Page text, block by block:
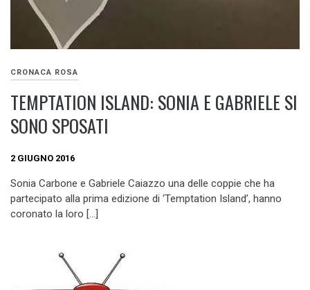
CRONACA ROSA
TEMPTATION ISLAND: SONIA E GABRIELE SI
SONO SPOSATI
2 GIUGNO 2016
Sonia Carbone e Gabriele Caiazzo una delle coppie che ha
partecipato alla prima edizione di ‘Temptation Island’, hanno
coronato la loro […]